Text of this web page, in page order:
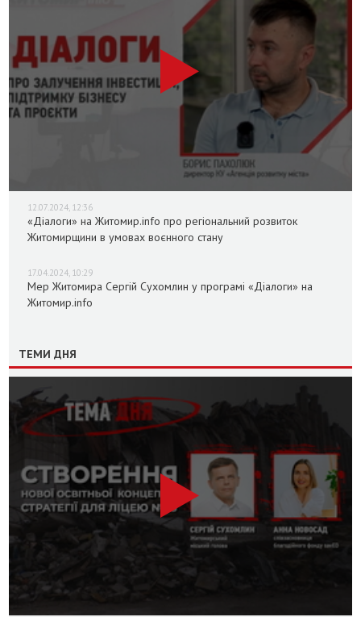
12.07.2024, 12:36
«Діалоги» на Житомир.info про регіональний розвиток
Житомирщини в умовах воєнного стану
17.04.2024, 10:29
Мер Житомира Сергій Сухомлин у програмі «Діалоги» на
Житомир.info
ТЕМИ ДНЯ